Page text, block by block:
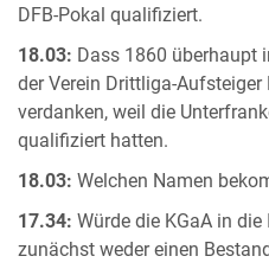
DFB-Pokal qualifiziert.
18.03: Dass 1860 überhaupt
der Verein Drittliga-Aufsteiger
verdanken, weil die
qualifiziert hatten.
18.03: Welchen Namen
17.34: Würde die KGaA in
zunächst weder einen